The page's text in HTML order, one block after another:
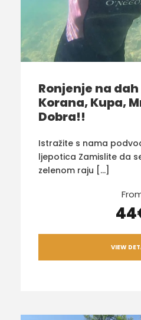
Ronjenje na
Korana, Kupa,
Dobra!!
Istražite s nama
ljepotica Zamislite da
zelenom raju […]
VIEW